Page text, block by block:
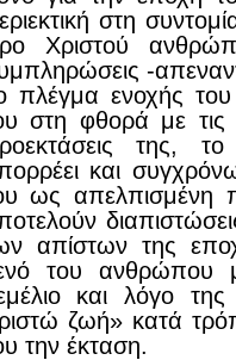
στη
Χριστού
-
πλέγμα ενοχής
στη φθορά με τις
της,
και
ως απελπισμένη
απίστων της
του ανθρώπου
και λόγο
ζωή» κατά
την έκταση.